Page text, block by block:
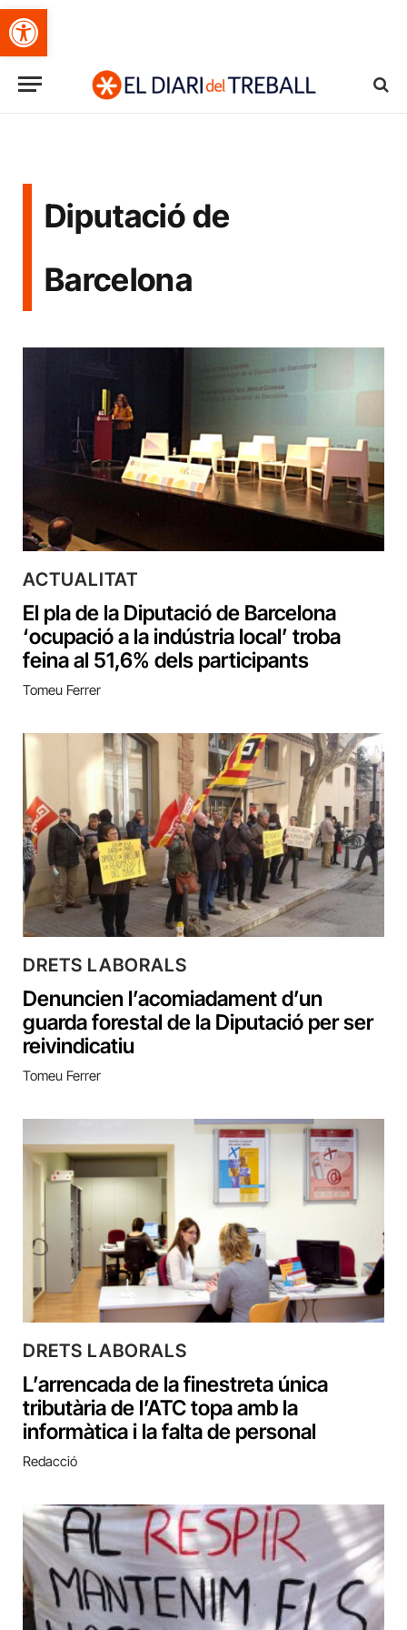
Obre la barra d'eines
Diputació de
Barcelona
ACTUALITAT
El pla de la Diputació de Barcelona
‘ocupació a la indústria local’ troba
feina al 51,6% dels participants
Tomeu Ferrer
DRETS LABORALS
Denuncien l’acomiadament d’un
guarda forestal de la Diputació per ser
reivindicatiu
Tomeu Ferrer
DRETS LABORALS
L’arrencada de la finestreta única
tributària de l’ATC topa amb la
informàtica i la falta de personal
Redacció